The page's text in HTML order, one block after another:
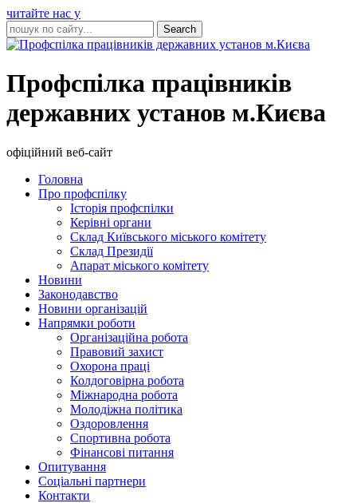
читайте нас у
Профспілка працівників
державних установ м.Києва
офіційний веб-сайт
Головна
Про профспілку
Історія профспілки
Керівні органи
Склад Київського міського комітету
Склад Президії
Апарат міського комітету
Новини
Законодавство
Новини організацій
Напрямки роботи
Організаційна робота
Правовий захист
Охорона праці
Колдоговірна робота
Міжнародна робота
Молодіжна політика
Оздоровлення
Спортивна робота
Фінансові питання
Опитування
Соціальні партнери
Контакти